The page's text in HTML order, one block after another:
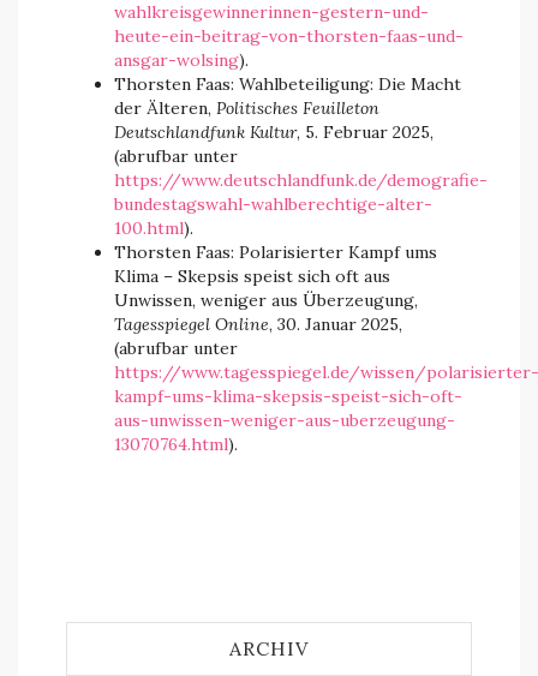
wahlkreisgewinnerinnen-gestern-und-
heute-ein-beitrag-von-thorsten-faas-und-
ansgar-wolsing).
Thorsten Faas: Wahlbeteiligung: Die Macht
der Älteren, Politisches Feuilleton
Deutschlandfunk Kultur, 5. Februar 2025,
(abrufbar unter
https://www.deutschlandfunk.de/demografie-
bundestagswahl-wahlberechtige-alter-
100.html).
Thorsten Faas: Polarisierter Kampf ums
Klima – Skepsis speist sich oft aus
Unwissen, weniger aus Überzeugung,
Tagesspiegel Online, 30. Januar 2025,
(abrufbar unter
https://www.tagesspiegel.de/wissen/polarisierter-
kampf-ums-klima-skepsis-speist-sich-oft-
aus-unwissen-weniger-aus-uberzeugung-
13070764.html).
ARCHIV